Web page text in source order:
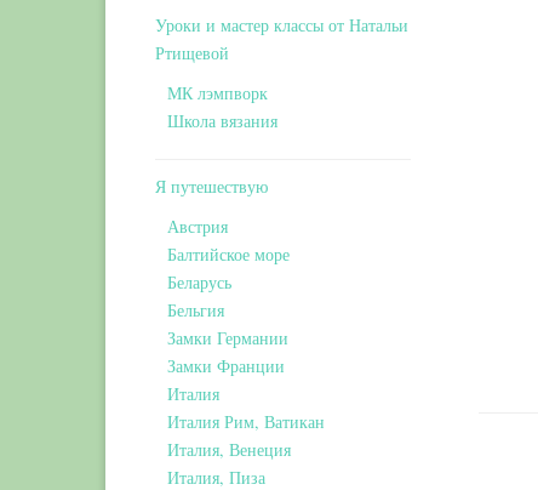
Уроки и мастер классы от Натальи
Ртищевой
МК лэмпворк
Школа вязания
Я путешествую
Австрия
Балтийское море
Беларусь
Бельгия
Замки Германии
Замки Франции
Италия
Италия Рим, Ватикан
Италия, Венеция
Италия, Пиза